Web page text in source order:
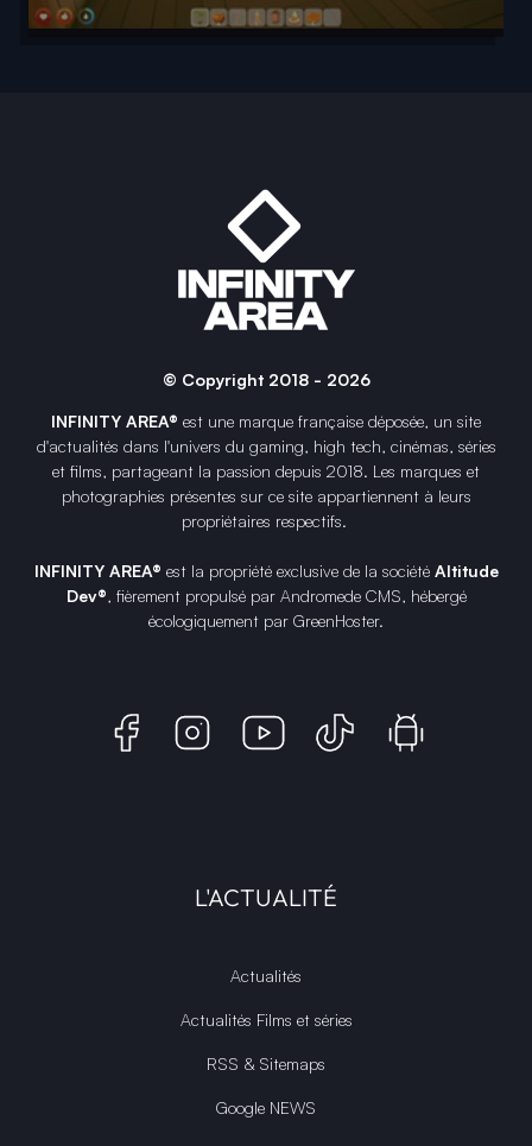
© Copyright 2018 - 2026
INFINITY AREA® est une marque française déposée, un site
d'actualités dans l'univers du gaming, high tech, cinémas, séries
et films, partageant la passion depuis 2018. Les marques et
photographies présentes sur ce site appartiennent à leurs
propriétaires respectifs.
INFINITY AREA® est la propriété exclusive de la société Altitude
Dev®, fièrement propulsé par Andromede CMS, hébergé
écologiquement par GreenHoster.
L'ACTUALITÉ
Actualités
Actualités Films et séries
RSS & Sitemaps
Google NEWS